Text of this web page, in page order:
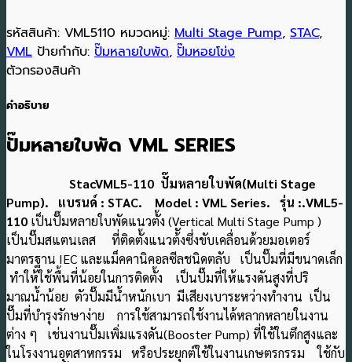
รหัสสินค้า: VML5110 หมวดหมู่: Multi Stage Pump, STAC,
VML ป้ายกำกับ: ปั๊มหลายใบพัด, ปั๊มหอยโข่ง
ตัวกรองสินค้า
คำอธิบาย
ปั๊มหลายใบพัด VML SERIES
StacVML5-110 ปั๊มหลายใบพัด(Multi Stage
Pump). แบรนด์ : STAC. Model : VML Series. รุ่น :.VML5-
110 เป็นปั๊มหลายใบพัดแนวตั้ง (Vertical Multi Stage Pump )
เป็นปั๊มสแตนเลส ที่ติดตั้งแนวต้ังซึ่งขับเคลื่อนด้วยมอเตอร์
มาตรฐาน IEC และแม็คคานิคอลซีลชนิดตลับ เป็นปั๊มที่มีขนาดเล็ก
ทำให้ใช้พื้นที่น้อยในการติดตั้ง เป็นปั๊มที่ให้แรงดันสูงที่ปริ
มาณน้ําน้อย ตัวปั๊มมีน้ําหนักเบา มีเสียงเบาระหว่างทำงาน เป็น
ปั๊มที่บํารุงรักษาง่าย การใช้สามารถใช้งานได้หลากหลายในงาน
ต่าง ๆ เช่นงานปั๊มเพิ่มแรงดัน(Booster Pump) ที่ใช้ในตึกสูงและ
ในโรงงานอุตสาหกรรม หรือประยุกต์ใช้ในงานเกษตรกรรม ใช้กับ